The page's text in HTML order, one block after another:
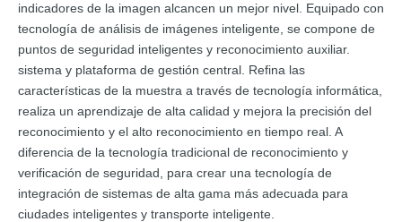
indicadores de la imagen alcancen un mejor nivel. Equipado con
tecnología de análisis de imágenes inteligente, se compone de
puntos de seguridad inteligentes y reconocimiento auxiliar.
sistema y plataforma de gestión central. Refina las
características de la muestra a través de tecnología informática,
realiza un aprendizaje de alta calidad y mejora la precisión del
reconocimiento y el alto reconocimiento en tiempo real. A
diferencia de la tecnología tradicional de reconocimiento y
verificación de seguridad, para crear una tecnología de
integración de sistemas de alta gama más adecuada para
ciudades inteligentes y transporte inteligente.